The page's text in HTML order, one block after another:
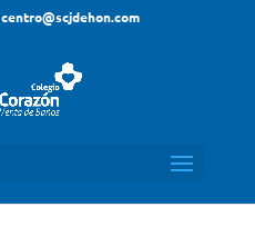
centro@scjdehon.com